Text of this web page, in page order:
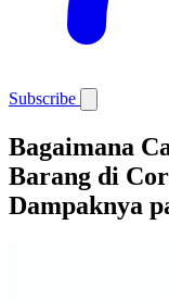
Subscribe
Bagaimana
Barang di
Dampaknya